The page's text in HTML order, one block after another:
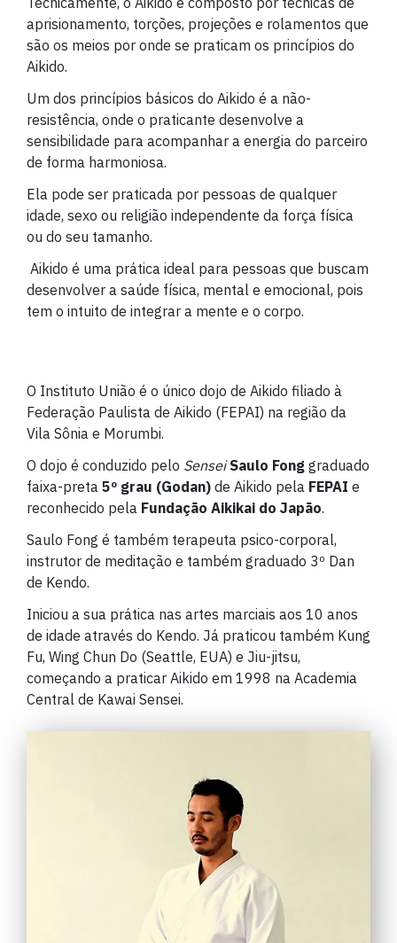
aprisionamento, torções, projeções e rolamentos que
são os meios por onde se praticam os princípios do
Aikido.
Um dos princípios básicos do Aikido é a não-
resistência, onde o praticante desenvolve a
sensibilidade para acompanhar a energia do parceiro
de forma harmoniosa.
Ela pode ser praticada por pessoas de qualquer
idade, sexo ou religião independente da força física
ou do seu tamanho.
Aikido é uma prática ideal para pessoas que buscam
desenvolver a saúde física, mental e emocional, pois
tem o intuito de integrar a mente e o corpo.
O Instituto União é o único dojo de Aikido filiado à
Federação Paulista de Aikido (FEPAI) na região da
Vila Sônia e Morumbi.
O dojo é conduzido pelo Sensei Saulo Fong graduado
faixa-preta 5º grau (Godan) de Aikido pela FEPAI e
reconhecido pela Fundação Aikikai do Japão.
Saulo Fong é também terapeuta psico-corporal,
instrutor de meditação e também graduado 3º Dan
de Kendo.
Iniciou a sua prática nas artes marciais aos 10 anos
de idade através do Kendo. Já praticou também Kung
Fu, Wing Chun Do (Seattle, EUA) e Jiu-jitsu,
começando a praticar Aikido em 1998 na Academia
Central de Kawai Sensei.